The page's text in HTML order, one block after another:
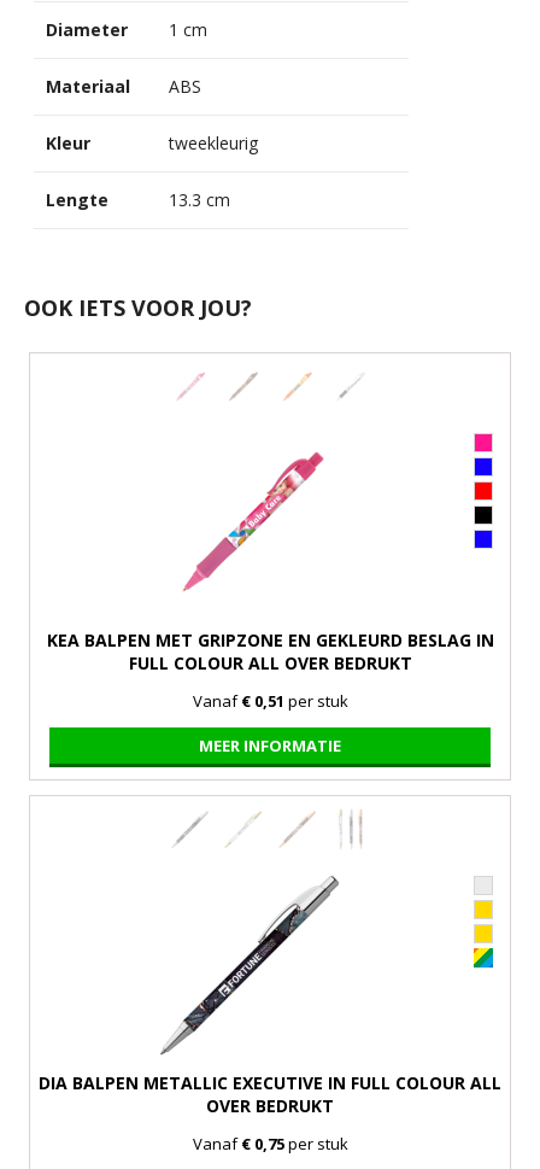
Diameter 1 cm
Materiaal ABS
Kleur tweekleurig
Lengte 13.3 cm
OOK IETS VOOR JOU?
KEA BALPEN MET GRIPZONE EN GEKLEURD BESLAG IN
FULL COLOUR ALL OVER BEDRUKT
Vanaf€ 0,51 per stuk
MEER INFORMATIE
DIA BALPEN METALLIC EXECUTIVE IN FULL COLOUR ALL
OVER BEDRUKT
Vanaf€ 0,75per stuk